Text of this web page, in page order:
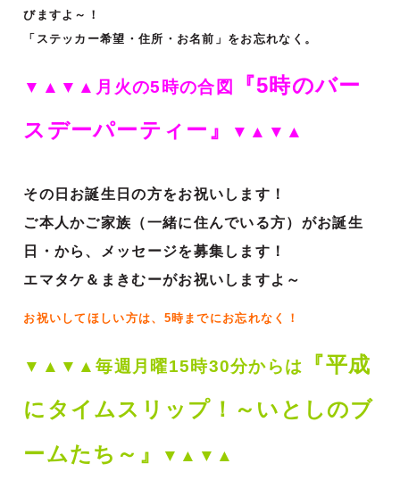
びますよ～！
「ステッカー希望・住所・お名前」をお忘れなく。
▼▲▼▲月火の5時の合図
『5時のバー
スデーパーティー』
▼▲▼▲
その日お誕生日の方をお祝いします！
ご本人かご家族（一緒に住んでいる方）がお誕生
日・から、メッセージを募集します！
エマタケ＆まきむーがお祝いしますよ～
お祝いしてほしい方は、5時までにお忘れなく！
▼▲▼▲毎週月曜15時30分からは
『平成
にタイムスリップ！～いとしのブ
ームたち～』
▼▲▼▲